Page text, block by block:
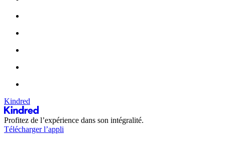
Kindred
Profitez de l’expérience dans son intégralité.
Télécharger l’appli